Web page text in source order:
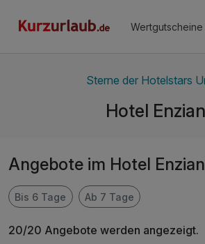
Wertgutscheine
Sterne der Hotelstars
Hotel Enzian
Angebote im Hotel Enzian
Bis 6 Tage Ab 7 Tage
20/20 Angebote werden angezeigt.